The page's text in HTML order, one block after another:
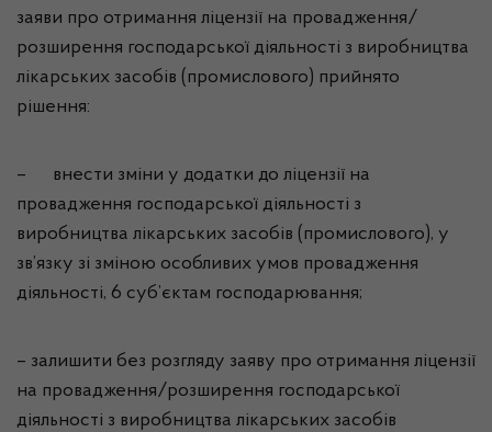
заяви про отримання ліцензії на провадження/
розширення господарської діяльності з виробництва
лікарських засобів (промислового) прийнято
рішення:
– внести зміни у додатки до ліцензії на
провадження господарської діяльності з
виробництва лікарських засобів (промислового), у
зв’язку зі зміною особливих умов провадження
діяльності, 6 суб’єктам господарювання;
– залишити без розгляду заяву про отримання ліцензії
на провадження/розширення господарської
діяльності з виробництва лікарських засобів